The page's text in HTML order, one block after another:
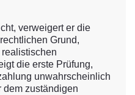
verweigert er die
Grund,
die erste Prüfung,
unwahrscheinlich
dem zuständigen